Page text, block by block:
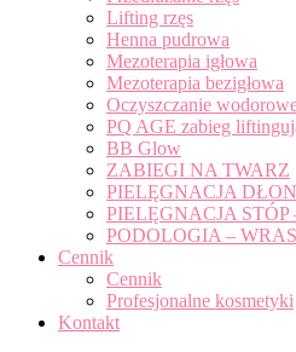
Lifting rzęs
Henna pudrowa
Mezoterapia igłowa
Mezoterapia bezigłowa
Oczyszczanie
PQ AGE zabieg
BB Glow
ZABIEGI NA TWARZ
PIELĘGNACJA
PIELĘGNACJA STÓP
PODOLOGIA –
Cennik
Cennik
Profesjonalne kosmetyki
Kontakt